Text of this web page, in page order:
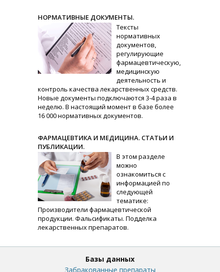
НОРМАТИВНЫЕ ДОКУМЕНТЫ.
Тексты
нормативных
документов,
регулирующие
фармацевтическую,
медицинскую
деятельность и
контроль качества лекарственных средств.
Новые документы подключаются 3-4 раза в
неделю. В настоящий момент в базе более
16 000 нормативных документов.
ФАРМАЦЕВТИКА И МЕДИЦИНА. СТАТЬИ И
ПУБЛИКАЦИИ.
В этом разделе
можно
ознакомиться с
информацией по
следующей
тематике:
Производители фармацевтической
продукции. Фальсификаты. Подделка
лекарственных препаратов.
Базы данных
Забракованные препараты